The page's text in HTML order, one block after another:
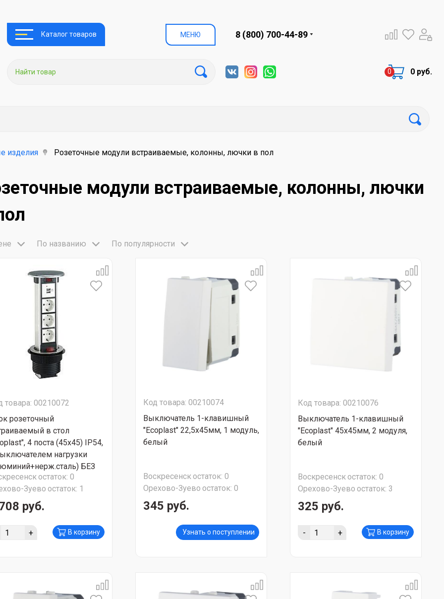
Каталог товаров МЕНЮ 8 (800) 700-44-89
0 руб.
изделия Розеточные модули встраиваемые, колонны, лючки в пол
модули встраиваемые, колонны, лючки
По названию По популярности
товара: 00210072
розеточный
в стол
4 поста (45х45) IP54,
нагрузки
БЕЗ
СТОП ЦЕНА
остаток: 0
Зуево остаток: 1
руб.
+ В корзину
Код товара: 00210074
Выключатель 1-клавишный
"Ecoplast" 22,5х45мм, 1 модуль,
белый
Воскресенскостаток: 0
Орехово-Зуево остаток: 0
345 руб.
Узнать о поступлении
Код товара: 00210076
Выключатель 1-клавишный
"Ecoplast" 45х45мм, 2 модуля,
белый
Воскресенскостаток: 0
Орехово-Зуево остаток: 3
325 руб.
- + В корзину